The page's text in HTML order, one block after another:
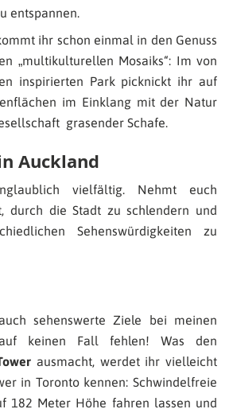
entspannen.
ihr schon einmal in den Genuss
„multikulturellen Mosaiks“: Im von
inspirierten Park picknickt ihr auf
im Einklang mit der Natur
grasender Schafe.
Auckland
vielfältig. Nehmt euch
durch die Stadt zu schlendern und
Sehenswürdigkeiten zu
sehenswerte Ziele bei meinen
keinen Fall fehlen! Was den
ausmacht, werdet ihr vielleicht
in Toronto kennen: Schwindelfreie
182 Meter Höhe fahren lassen und